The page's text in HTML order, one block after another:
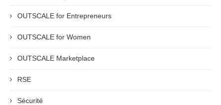
OUTSCALE for Entrepreneurs
OUTSCALE for Women
OUTSCALE Marketplace
RSE
Sécurité